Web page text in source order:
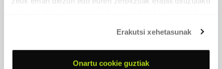
Erakutsi xehetasunak
Onartu cookie guztiak
Peio Lafitte, gitarra eta ahotsa